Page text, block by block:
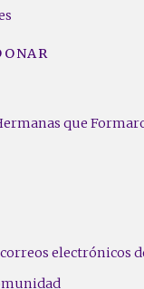
que
electrónicos